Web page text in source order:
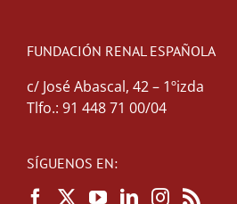
FUNDACIÓN RENAL ESPAÑOLA
c/ José Abascal, 42 – 1ºizda
Tlfo.: 91 448 71 00/04
SÍGUENOS EN: